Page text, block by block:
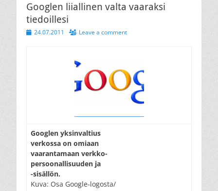
Googlen liiallinen valta vaaraksi
tiedoillesi
Posted
24.07.2011 Leave a comment
Googlen yksinvaltius
verkossa on omiaan
vaarantamaan verkko-
persoonallisuuden ja
-sisällön.
Kuva: Osa Google-logosta/